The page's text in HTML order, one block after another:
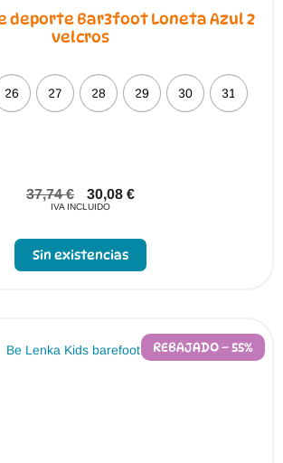
deporte Bar3foot Loneta Azul 2
velcros
26 27 28 29 30 31
37,74€ 30,08 €
IVA INCLUIDO
Sin existencias
REBAJADO – 55%